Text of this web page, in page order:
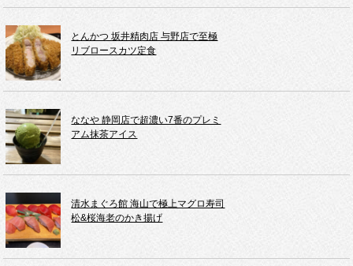
とんかつ 坂井精肉店 与野店で至極
リブロースカツ定食
ななや 静岡店で超濃い7番のプレミ
アム抹茶アイス
清水まぐろ館 海山で極上マグロ寿司
松&桜海老のかき揚げ